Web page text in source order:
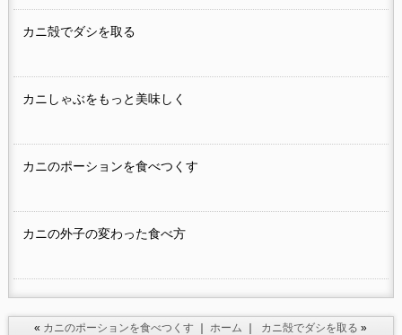
カニ殻でダシを取る
カニしゃぶをもっと美味しく
カニのポーションを食べつくす
カニの外子の変わった食べ方
« カニのポーションを食べつくす ｜ ホーム ｜ カニ殻でダシを取る »